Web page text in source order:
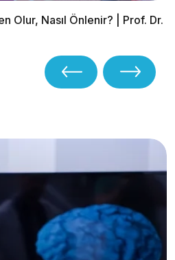
Olur, Nasıl Önlenir? | Prof. Dr.